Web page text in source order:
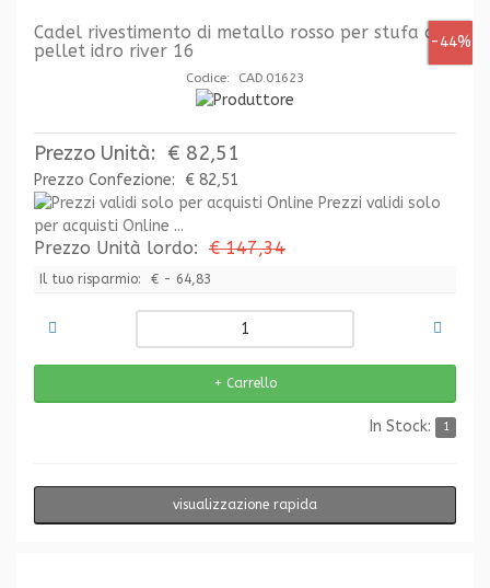
-44%
Cadel rivestimento di metallo rosso per stufa a
pellet idro river 16
Codice: CAD.01623
Prezzo Unità: € 82,51
Prezzo Confezione:
€ 82,51
Prezzi validi solo
per acquisti Online ...
Prezzo Unità lordo: € 147,34
Il tuo risparmio: € - 64,83
In Stock: 1
visualizzazione rapida